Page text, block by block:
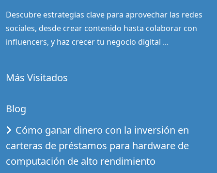
Descubre estrategias clave para aprovechar las redes
sociales, desde crear contenido hasta colaborar con
influencers, y haz crecer tu negocio digital ...
Más Visitados
Blog
Cómo ganar dinero con la inversión en
carteras de préstamos para hardware de
computación de alto rendimiento